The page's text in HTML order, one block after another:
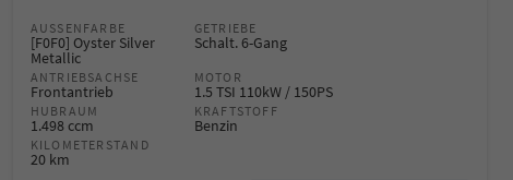
AUSSENFARBE
[F0F0] Oyster Silver
Metallic
GETRIEBE
Schalt. 6-Gang
ANTRIEBSACHSE
Frontantrieb
MOTOR
1.5 TSI 110kW / 150PS
HUBRAUM
1.498 ccm
KRAFTSTOFF
Benzin
KILOMETERSTAND
20 km